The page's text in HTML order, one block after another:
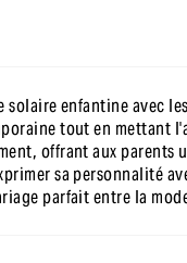
enfantine avec
tout en mettant
offrant aux
sa personnalité
parfait entre la